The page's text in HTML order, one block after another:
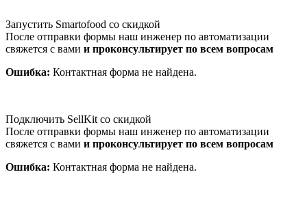
Запустить Smartofood со скидкой
После отправки формы наш инженер по автоматизации
свяжется с вами и проконсультирует по всем вопросам
Ошибка: Контактная форма не найдена.
Подключить SellKit со скидкой
После отправки формы наш инженер по автоматизации
свяжется с вами и проконсультирует по всем вопросам
Ошибка: Контактная форма не найдена.